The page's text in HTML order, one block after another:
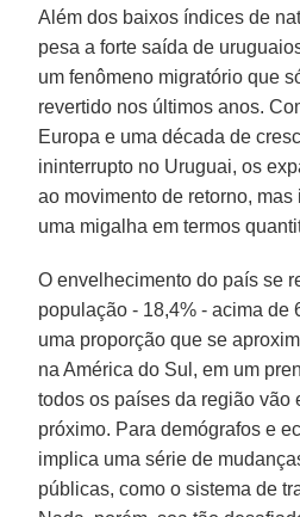
Além dos baixos índices de
pesa a forte saída de
um fenômeno migratório que
revertido nos últimos anos.
Europa e uma década de
ininterrupto no Uruguai, os
ao movimento de retorno,
uma migalha em termos
O envelhecimento do país se
população - 18,4% - acima de
uma proporção que se
na América do Sul, em um
todos os países da região vão
próximo. Para demógrafos e
implica uma série de
públicas, como o sistema de